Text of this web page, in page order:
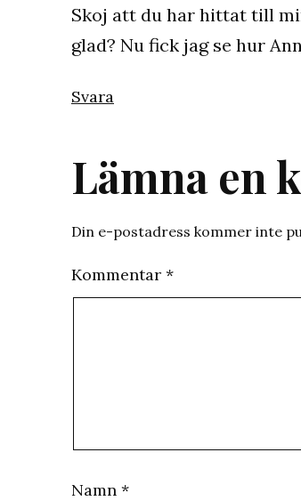
Skoj att du har hittat till
glad? Nu fick jag se hur
Svara
Lämna en
Din e-postadress kommer inte
Kommentar *
Namn *